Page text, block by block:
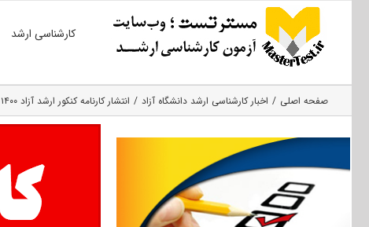
کارشناسی ارشد
صفحه اصلی اخبار کارشناسی ارشد دانشگاه آزاد انتشار کارنامه کنکور ارشد آزاد ۱۴۰۰ تا اول آبان‌ماه